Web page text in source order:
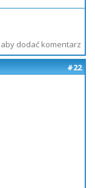
aby dodać komentarz
#22